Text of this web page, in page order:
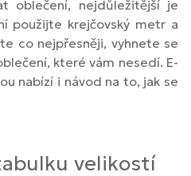
oblečení, nejdůležitější je
použijte krejčovský metr a
co nejpřesněji, vyhnete se
které vám nesedí. E-
nabízí i návod na to, jak se
velikostí